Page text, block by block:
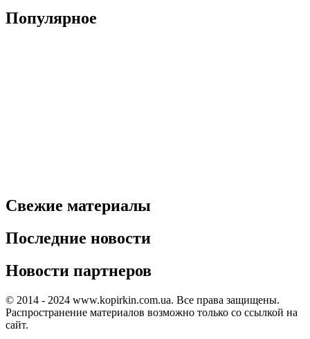
Популярное
Свежие материалы
Последние новости
Новости партнеров
© 2014 - 2024 www.kopirkin.com.ua. Все права защищены.
Распространение материалов возможно только со ссылкой на
сайт.